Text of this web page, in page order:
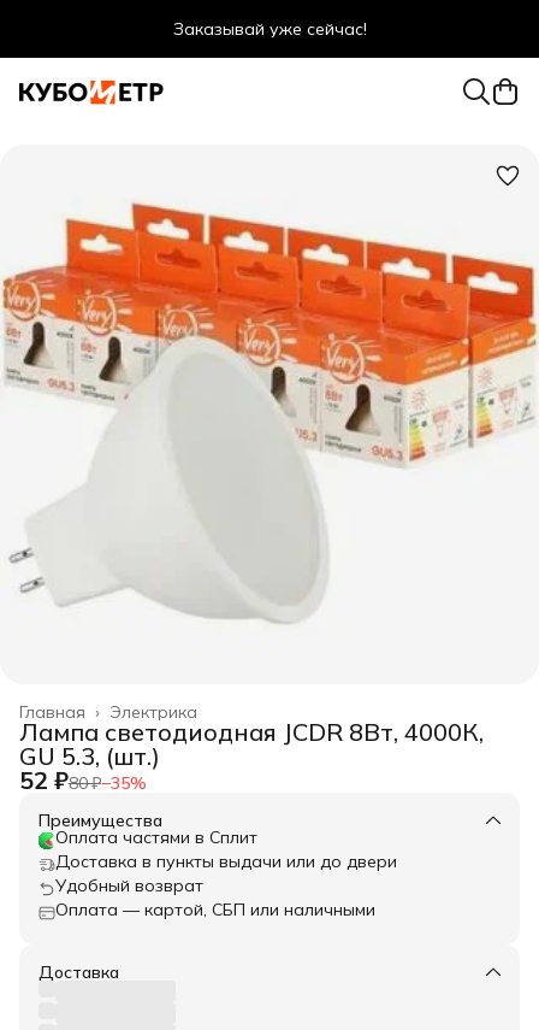
Заказывай уже сейчас!
Оптовые цены даже для физ. лиц
Электрика
Главная ›
Лампа светодиодная JCDR 8Вт, 4000К,
GU 5.3, (шт.)
52 ₽80 ₽−35%
Преимущества
Оплата частями в Сплит
Доставка в пункты выдачи или до двери
Удобный возврат
Оплата — картой, СБП или наличными
Доставка